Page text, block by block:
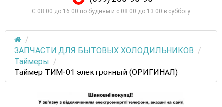
С 08:00 до 16:00 по будням и с 08:00 до 13:00 в субботу
ЗАПЧАСТИ ДЛЯ БЫТОВЫХ ХОЛОДИЛЬНИКОВ
Таймеры
Таймер ТИМ-01 электронный (ОРИГИНАЛ)